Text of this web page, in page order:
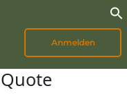
Anmelden